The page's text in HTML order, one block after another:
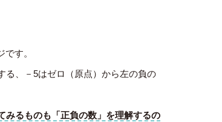
す。
る、－5はゼロ（原点）から左の負の
みるものも「正負の数」を理解するの